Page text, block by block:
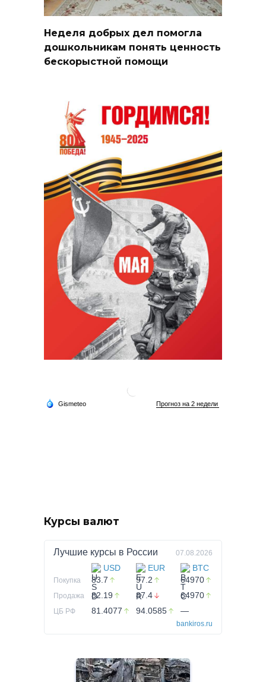
Неделя добрых дел помогла
дошкольникам понять ценность
бескорыстной помощи
Курсы валют
Лучшие курсы в России 07.08.2026
USD EUR BTC
Покупка 83.7 97.2 64970
Продажа 82.19 87.4 64970
ЦБ РФ 81.4077 94.0585 —
bankiros.ru